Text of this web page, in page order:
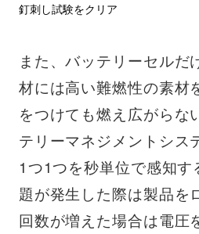
釘刺し試験をクリア
また、バッテリーセルだ
材には高い難燃性の素材
をつけても燃え広がらな
テリーマネジメントシス
1つ1つを秒単位で感知す
題が発生した際は製品を
回数が増えた場合は電圧